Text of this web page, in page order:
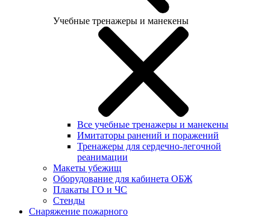
Учебные тренажеры и манекены
Все учебные тренажеры и манекены
Имитаторы ранений и поражений
Тренажеры для сердечно-легочной
реанимации
Макеты убежищ
Оборудование для кабинета ОБЖ
Плакаты ГО и ЧС
Стенды
Снаряжение пожарного